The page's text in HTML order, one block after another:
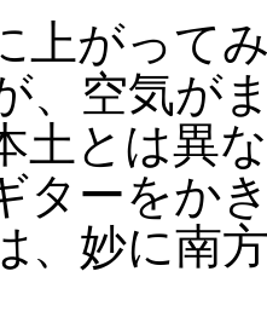
がって
、空気が
土とは異
ターをか
、妙に南